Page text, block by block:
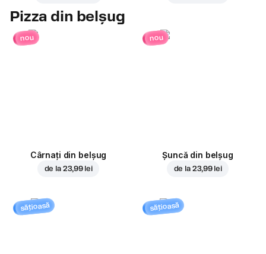
Pizza din belșug
nou
Cârnați din belșug
de la 23,99 lei
nou
Șuncă din belșug
de la 23,99 lei
sățioasă sățioasă